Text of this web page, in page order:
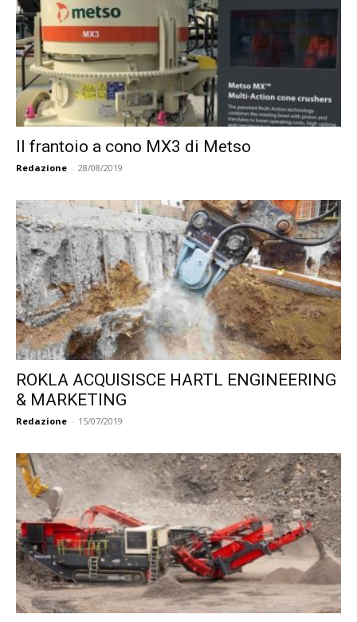
Il frantoio a cono MX3 di Metso
Redazione - 28/08/2019
ROKLA ACQUISISCE HARTL ENGINEERING
& MARKETING
Redazione - 15/07/2019